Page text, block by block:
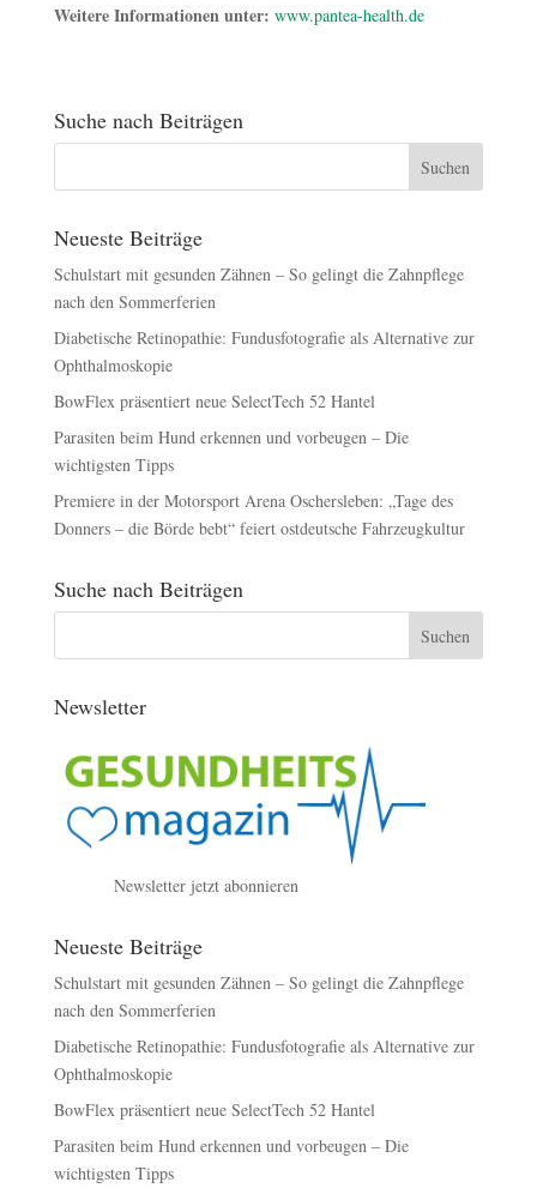
Weitere Informationen unter: www.pantea-health.de
Suche nach Beiträgen
Neueste Beiträge
Schulstart mit gesunden Zähnen – So gelingt die Zahnpflege
nach den Sommerferien
Diabetische Retinopathie: Fundusfotografie als Alternative zur
Ophthalmoskopie
BowFlex präsentiert neue SelectTech 52 Hantel
Parasiten beim Hund erkennen und vorbeugen – Die
wichtigsten Tipps
Premiere in der Motorsport Arena Oschersleben: „Tage des
Donners – die Börde bebt“ feiert ostdeutsche Fahrzeugkultur
Suche nach Beiträgen
Newsletter
Newsletter jetzt abonnieren
Neueste Beiträge
Schulstart mit gesunden Zähnen – So gelingt die Zahnpflege
nach den Sommerferien
Diabetische Retinopathie: Fundusfotografie als Alternative zur
Ophthalmoskopie
BowFlex präsentiert neue SelectTech 52 Hantel
Parasiten beim Hund erkennen und vorbeugen – Die
wichtigsten Tipps